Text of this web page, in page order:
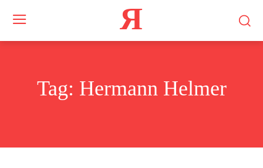
Я
Tag: Hermann Helmer